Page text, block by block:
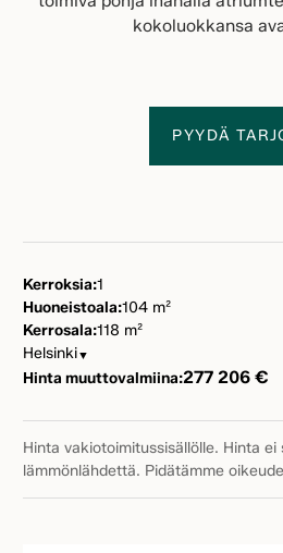
kokoluokkansa
PYYDÄ
Kerroksia:1
Huoneistoala:104 m²
Kerrosala:118 m²
Helsinki▼
Hinta muuttovalmiina:277 206 €
Hinta vakiotoimitussisällölle. Hinta
lämmönlähdettä. Pidätämme